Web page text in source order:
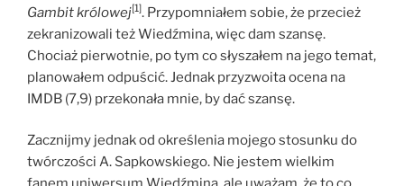
Gambit królowej[1]. Przypomniałem sobie, że przecież
zekranizowali też Wiedźmina, więc dam szansę.
Chociaż pierwotnie, po tym co słyszałem na jego temat,
planowałem odpuścić. Jednak przyzwoita ocena na
IMDB (7,9) przekonała mnie, by dać szansę.
Zacznijmy jednak od określenia mojego stosunku do
twórczości A. Sapkowskiego. Nie jestem wielkim